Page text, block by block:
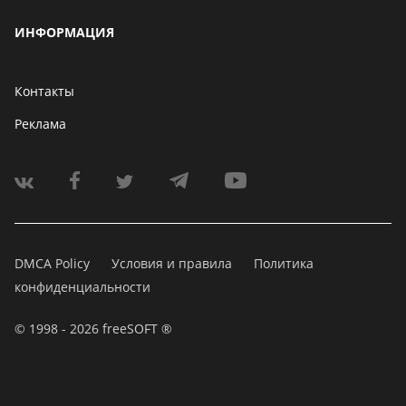
ИНФОРМАЦИЯ
Контакты
Реклама
DMCA Policy Условия и правила
Политика
конфиденциальности
© 1998 - 2026 freeSOFT ®